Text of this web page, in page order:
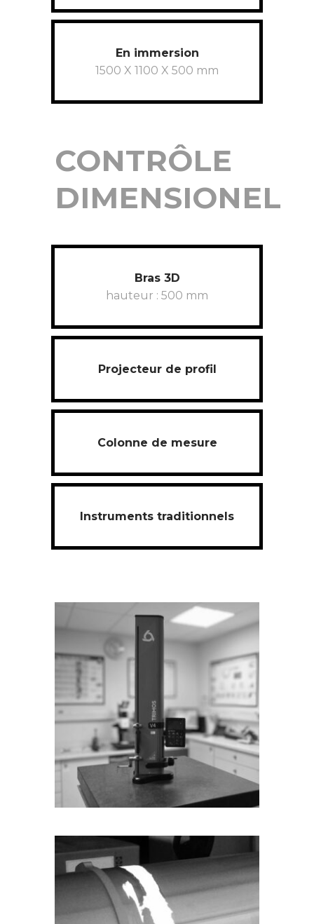
En immersion
1500 X 1100 X 500 mm
CONTRÔLE
DIMENSIONEL
Bras 3D
hauteur : 500 mm
Projecteur de profil
Colonne de mesure
Instruments traditionnels